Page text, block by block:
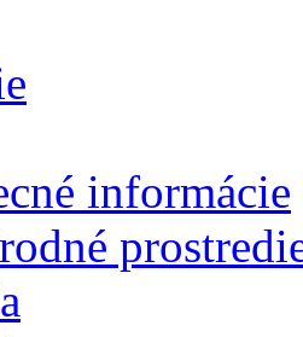
informácie